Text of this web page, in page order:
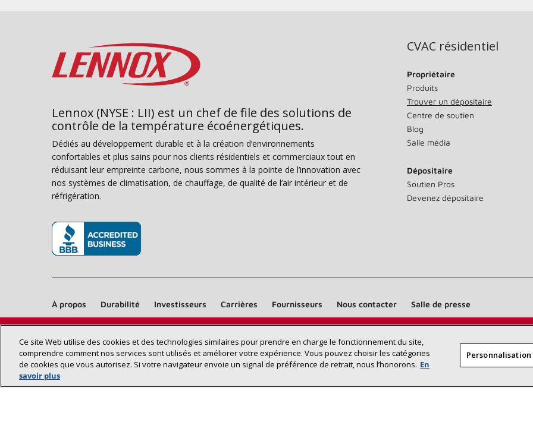
Trouvez un dépositaire Lennox près
de chez vous
Lennox (NYSE : LII) est un chef de file des solutions de
contrôle de la température écoénergétiques.
Dédiés au développement durable et à la création d’environnements
confortables et plus sains pour nos clients résidentiels et commerciaux tout en
réduisant leur empreinte carbone, nous sommes à la pointe de l’innovation avec
nos systèmes de climatisation, de chauffage, de qualité de l’air intérieur et de
réfrigération.
CVAC résidentiel
Propriétaire
Produits
Trouver un dépositaire
Centre de soutien
Blog
Salle média
Dépositaire
Soutien Pros
Devenez dépositaire
À propos Durabilité Investisseurs Carrières Fournisseurs Nous contacter Salle de presse
Ce site Web utilise des cookies et des technologies similaires pour prendre en charge le fonctionnement du site,
comprendre comment nos services sont utilisés et améliorer votre expérience. Vous pouvez choisir les catégories
de cookies que vous autorisez. Si votre navigateur envoie un signal de préférence de retrait, nous l’honorons. En
savoir plus